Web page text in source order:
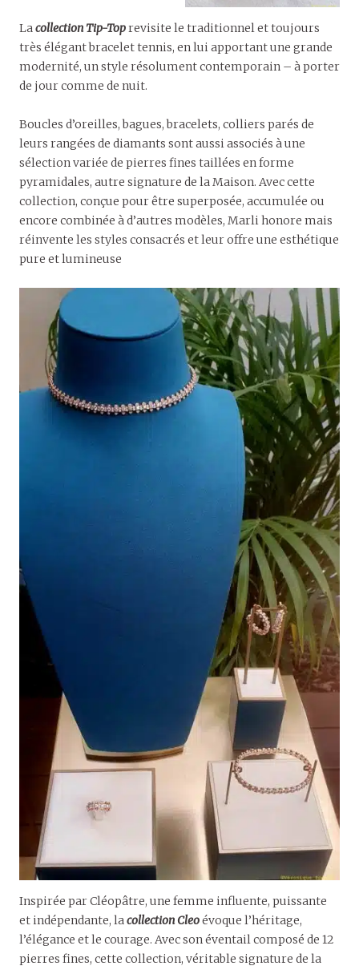
Lacollection Tip-Toprevisite le traditionnel et toujours
très élégant bracelet tennis, en lui apportant une grande
modernité, un style résolument contemporain – à porter
de jour comme de nuit.
Boucles d’oreilles, bagues, bracelets, colliers parés de
leurs rangées de diamants sont aussi associés à une
sélection variée de pierres fines taillées en forme
pyramidales, autre signature de la Maison. Avec cette
collection, conçue pour être superposée, accumulée ou
encore combinée à d’autres modèles, Marli honore mais
réinvente les styles consacrés et leur offre une esthétique
pure et lumineuse
Inspirée par Cléopâtre, une femme influente, puissante
et indépendante, lacollection Cleoévoque l’héritage,
l’élégance et le courage. Avec son éventail composé de 12
pierres fines, cette collection, véritable signature de la